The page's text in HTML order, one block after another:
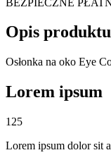
Opis produktu
Osłonka na oko Eye
Lorem ipsum
125
Lorem ipsum dolor sit